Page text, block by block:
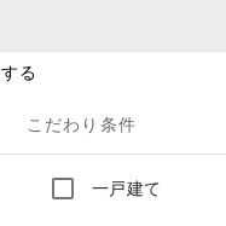
る
こだわり条件
一戸建て